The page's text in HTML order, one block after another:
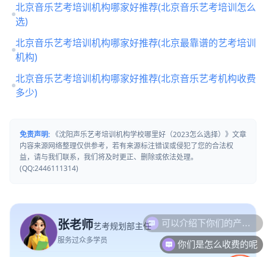
北京音乐艺考培训机构哪家好推荐(北京音乐艺考培训怎么
选)
北京音乐艺考培训机构哪家好推荐(北京最靠谱的艺考培训
机构)
北京音乐艺考培训机构哪家好推荐(北京音乐艺考机构收费
多少)
免责声明: 《沈阳声乐艺考培训机构学校哪里好（2023怎么选择）》文章
内容来源网络整理仅供参考，若有来源标注错误或侵犯了您的合法权
益，请与我们联系，我们将及时更正、删除或依法处理。
(QQ:2446111314)
张老师艺考规划部主任
服务过众多学员 你们是怎么收费的呢